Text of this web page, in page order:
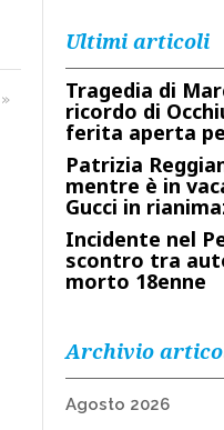
»
Ultimi articoli
Tragedia di
ricordo di
ferita aperta
Patrizia
mentre è in
Gucci in
Incidente nel
scontro tra
morto 18enne
Archivio
Agosto 2026